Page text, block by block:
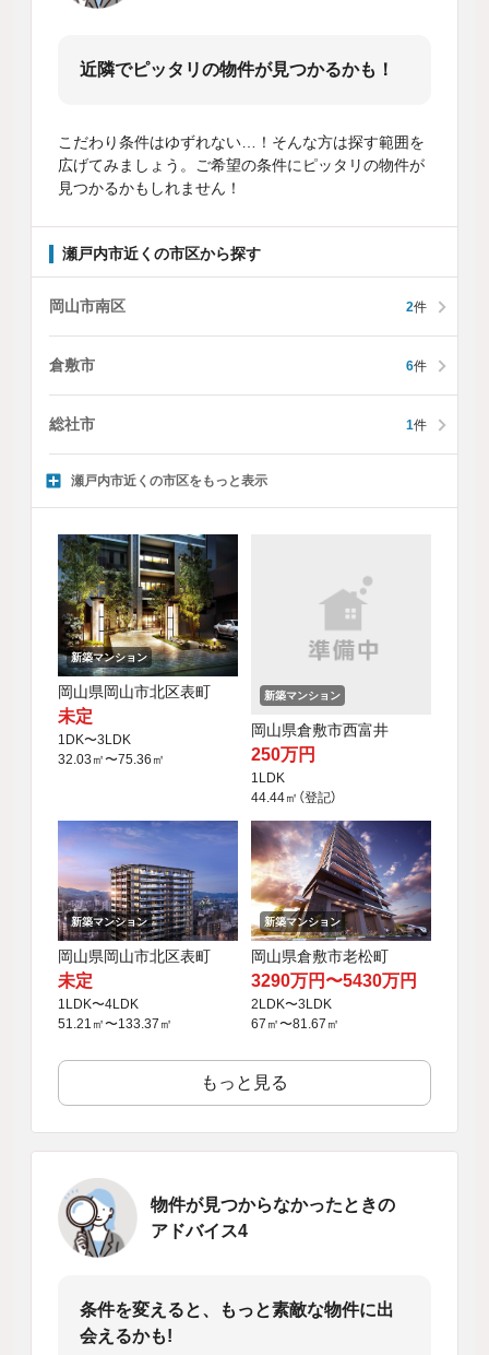
近隣でピッタリの物件が見つかるかも！
こだわり条件はゆずれない…！そんな方は探す範囲を
広げてみましょう。ご希望の条件にピッタリの物件が
見つかるかもしれません！
瀬戸内市近くの市区から探す
岡山市南区 2件
倉敷市 6件
総社市 1件
瀬戸内市近くの市区をもっと表示
新築マンション
岡山県岡山市北区表町
未定
1DK〜3LDK
32.03㎡〜75.36㎡
新築マンション
岡山県倉敷市西富井
250万円
1LDK
44.44㎡（登記）
新築マンション
岡山県岡山市北区表町
未定
1LDK〜4LDK
51.21㎡〜133.37㎡
新築マンション
岡山県倉敷市老松町
3290万円〜5430万円
2LDK〜3LDK
67㎡〜81.67㎡
もっと見る
物件が見つからなかったときの
アドバイス4
条件を変えると、もっと素敵な物件に出
会えるかも!